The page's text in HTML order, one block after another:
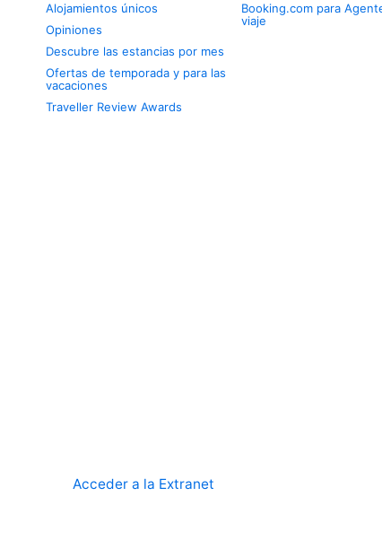
Alojamientos únicos
Opiniones
Descubre las estancias por mes
Ofertas de temporada y para las
vacaciones
Traveller Review Awards
Booking.com para
viaje
Acceder a la Extranet